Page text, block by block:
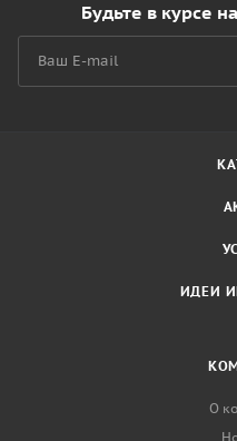
Будьте в курсе
ИДЕИ
О